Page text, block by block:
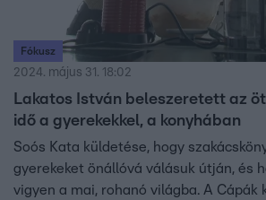
Fókusz
2024. május 31. 18:02
Lakatos István beleszeretett az
idő a gyerekekkel, a konyhában
Soós Kata küldetése, hogy
gyerekeket önállóvá válásuk útján, és
vigyen a mai, rohanó világba. A Cápák